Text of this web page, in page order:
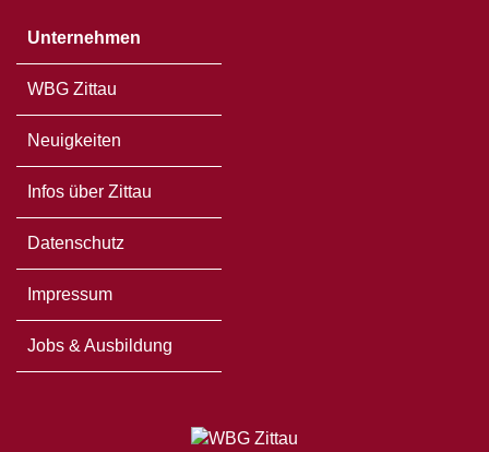
Unternehmen
WBG Zittau
Neuigkeiten
Infos über Zittau
Datenschutz
Impressum
Jobs & Ausbildung